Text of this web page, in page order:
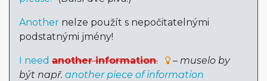
Another nelze použít s nepočitatelnými
podstatnými jmény!
I need another information. – muselo by
být např. another piece of information